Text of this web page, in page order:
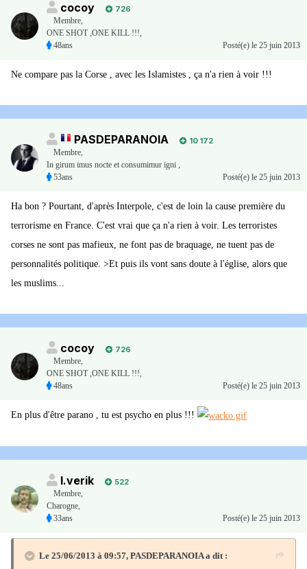
cocoy
726
Membre,
ONE SHOT ,ONE KILL !!!,
48ans
Posté(e) le 25 juin 2013
Ne compare pas la Corse , avec les Islamistes , ça n'a rien à voir !!!
PASDEPARANOIA
10 172
Membre,
In girum imus nocte et consumimur igni ,
53ans
Posté(e) le 25 juin 2013
Ha bon ? Pourtant, d'après Interpole, c'est de loin la cause première du
terrorisme en France. C'est vrai que ça n'a rien à voir. Les terroristes
corses ne sont pas mafieux, ne font pas de braquage, ne tuent pas de
personnalités politique. >Et puis ils vont sans doute à l'église, alors que
les muslims...
cocoy
726
Membre,
ONE SHOT ,ONE KILL !!!,
48ans
Posté(e) le 25 juin 2013
En plus d'être parano , tu est psycho en plus !!!
I.verik
522
Membre,
Charogne,
33ans
Posté(e) le 25 juin 2013
Le 25/06/2013 à 09:57, PASDEPARANOIA a dit :